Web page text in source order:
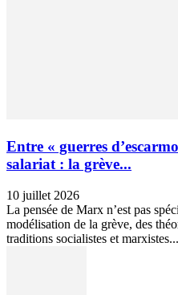
Entre « guerres
salariat : la grève...
10 juillet 2026
La pensée de Marx n’est pas
modélisation de la grève, des
traditions socialistes et marxistes...